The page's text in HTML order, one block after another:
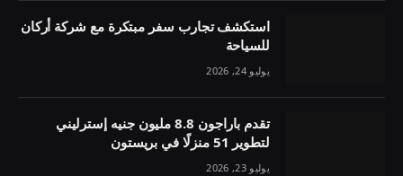
استكشف تجارب سفر مبتكرة مع شركة أركان
للسياحة
يوليو 24, 2026
تقدم باراجون 8.8 مليون جنيه إسترليني
لتطوير 51 منزلًا في بريستون
يوليو 23, 2026